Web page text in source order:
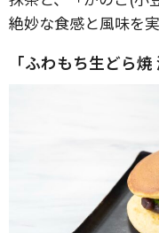
絶妙な食感と風味を
「ふわもち生どら